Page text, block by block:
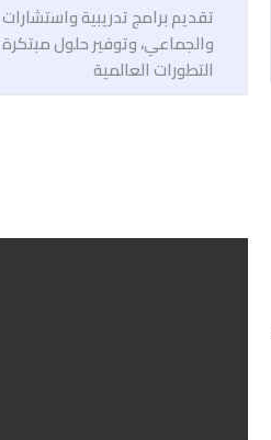
تقديم برامج تدريبية
والجماعي، وتوفير حلول
التطورات العالمية